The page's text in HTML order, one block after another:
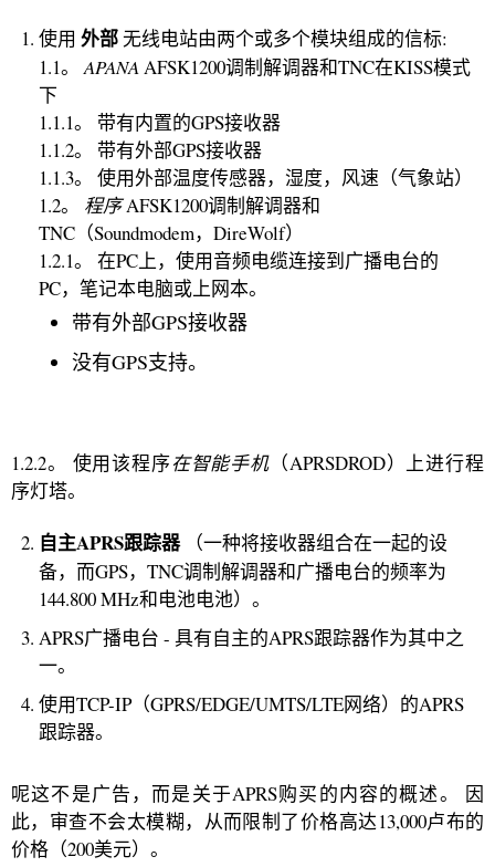
使用 外部无线电站由两个或多个模块组成的信标:
1.1。APANAAFSK1200调制解调器和TNC在KISS模式
下
1.1.1。 带有内置的GPS接收器
1.1.2。 带有外部GPS接收器
1.1.3。 使用外部温度传感器，湿度，风速（气象站）
1.2。 程序AFSK1200调制解调器和
TNC（Soundmodem，DireWolf）
1.2.1。 在PC上，使用音频电缆连接到广播电台的
PC，笔记本电脑或上网本。
带有外部GPS接收器
没有GPS支持。
1.2.2。 使用该程序在智能手机（APRSDROD）上进行程
序灯塔。
自主APRS跟踪器（一种将接收器组合在一起的设
备，而GPS，TNC调制解调器和广播电台的频率为
144.800 MHz和电池电池）。
APRS广播电台 - 具有自主的APRS跟踪器作为其中之
一。
使用TCP-IP（GPRS/EDGE/UMTS/LTE网络）的APRS
跟踪器。
呢这不是广告，而是关于APRS购买的内容的概述。 因
此，审查不会太模糊，从而限制了价格高达13,000卢布的
价格（200美元）。